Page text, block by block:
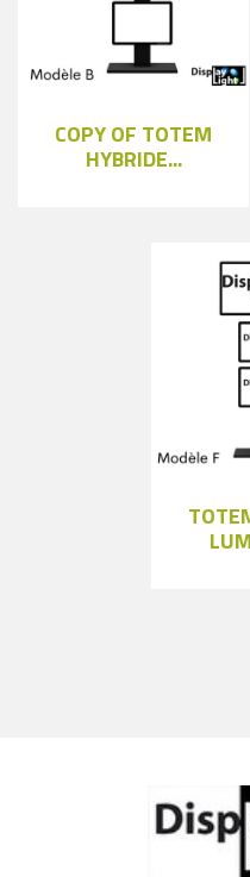
COPY OF TOTEM
HYBRIDE...